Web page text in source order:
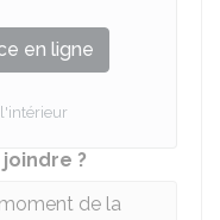
en ligne
?
de la